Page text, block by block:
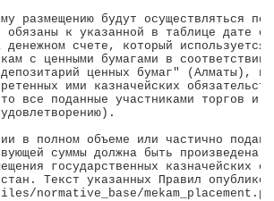
размещению будут осуществляться
обязаны к указанной в таблице дате
денежном счете, который
с ценными бумагами в
ценных бумаг" (Алматы),
ими казначейских
все поданные участниками торгов и
в полном объеме или частично
суммы должна быть произведена
государственных казначейских
Текст указанных Правил
normative_base/